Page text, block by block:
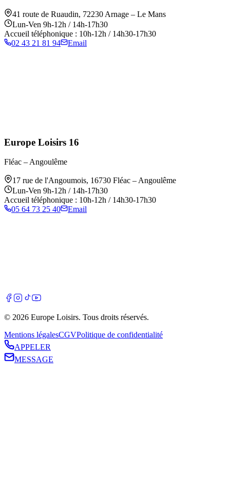
41 route de Ruaudin, 72230 Arnage – Le Mans
Lun-Ven 9h-12h / 14h-17h30
Accueil téléphonique : 10h-12h / 14h30-17h30
02 43 21 81 94
Email
Europe Loisirs 16
Fléac – Angoulême
17 rue de l'Angoumois, 16730 Fléac – Angoulême
Lun-Ven 9h-12h / 14h-17h30
Accueil téléphonique : 10h-12h / 14h30-17h30
05 64 73 25 40
Email
© 2026 Europe Loisirs. Tous droits réservés.
Mentions légalesCGVPolitique de confidentialité
APPELER
MESSAGE